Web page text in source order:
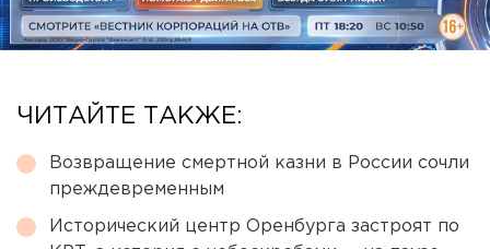
ЧИТАЙТЕ ТАКЖЕ:
Возвращение смертной казни в России сочли
преждевременным
Исторический центр Оренбурга застроят по